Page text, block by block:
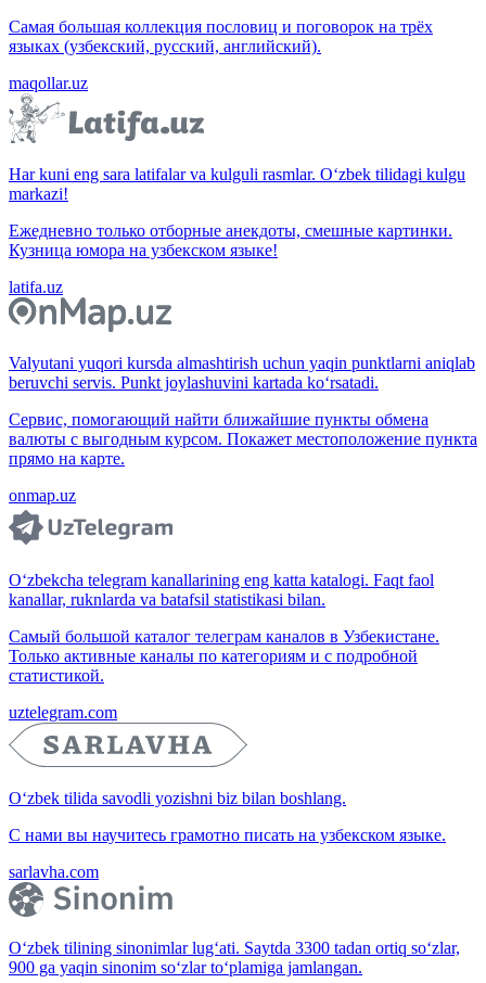
Самая большая коллекция пословиц и поговорок на трёх
языках (узбекский, русский, английский).
maqollar.uz
Har kuni eng sara latifalar va kulguli rasmlar. O‘zbek tilidagi kulgu
markazi!
Ежедневно только отборные анекдоты, смешные картинки.
Кузница юмора на узбекском языке!
latifa.uz
Valyutani yuqori kursda almashtirish uchun yaqin punktlarni aniqlab
beruvchi servis. Punkt joylashuvini kartada ko‘rsatadi.
Сервис, помогающий найти ближайшие пункты обмена
валюты с выгодным курсом. Покажет местоположение пункта
прямо на карте.
onmap.uz
O‘zbekcha telegram kanallarining eng katta katalogi. Faqt faol
kanallar, ruknlarda va batafsil statistikasi bilan.
Самый большой каталог телеграм каналов в Узбекистане.
Только активные каналы по категориям и с подробной
статистикой.
uztelegram.com
O‘zbek tilida savodli yozishni biz bilan boshlang.
С нами вы научитесь грамотно писать на узбекском языке.
sarlavha.com
O‘zbek tilining sinonimlar lug‘ati. Saytda 3300 tadan ortiq so‘zlar,
900 ga yaqin sinonim so‘zlar to‘plamiga jamlangan.